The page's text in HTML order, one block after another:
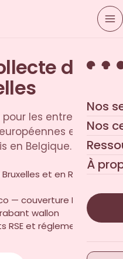
Nos
Nos
À
des
les entreprises
et les
en Belgique.
et en Région de
— couverture Bruxelles-
wallon
RSE et réglementaires